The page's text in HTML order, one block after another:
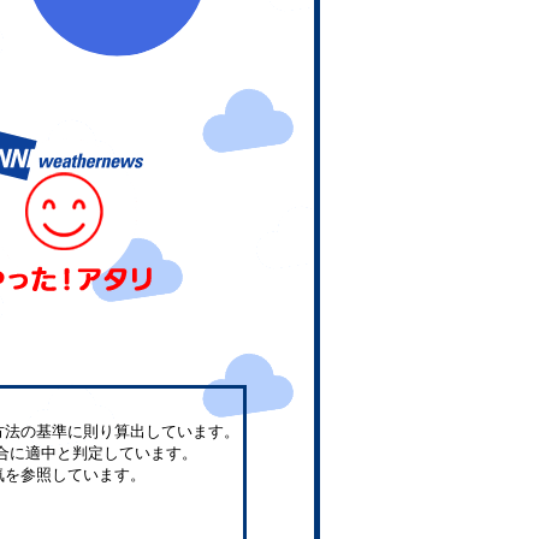
の基準に則り算出しています。
に適中と判定しています。
参照しています。